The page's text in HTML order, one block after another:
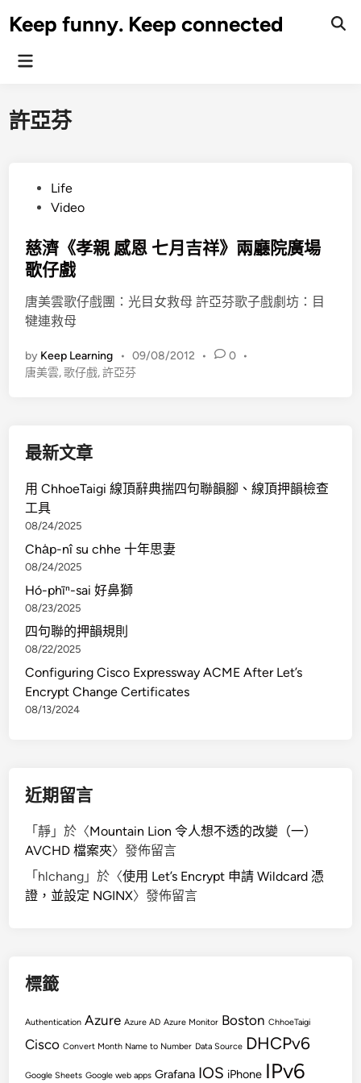
toKeep funny. Keep connected
Main
許亞芬
t
e
i
n
Life
Video
慈濟《孝親 感恩 七月吉祥》兩廳院廣場
歌仔戲
唐美雲歌仔戲團：光目女救母 許亞芬歌子戲劇坊：目
犍連救母
by Keep Learning • 09/08/2012 • 0 •
唐美雲,歌仔戲,許亞芬
最新文章
用 ChhoeTaigi 線頂辭典揣四句聯韻腳、線頂押韻檢查
工具
08/24/2025
Cha̍p-nî su chhe 十年思妻
08/24/2025
Hó-phīⁿ-sai 好鼻獅
08/23/2025
四句聯的押韻規則
08/22/2025
Configuring Cisco Expressway ACME After Let’s
Encrypt Change Certificates
08/13/2024
近期留言
「靜 」於〈Mountain Lion 令人想不透的改變（一）
AVCHD 檔案夾〉發佈留言
「 hlchang 」於〈使用 Let’s Encrypt 申請 Wildcard 憑
證，並設定 NGINX〉發佈留言
標籤
Authentication Azure Azure AD Azure Monitor Boston ChhoeTaigi
Cisco Convert Month Name to Number Data Source DHCPv6
Google Sheets Google web apps Grafana IOS iPhone IPv6